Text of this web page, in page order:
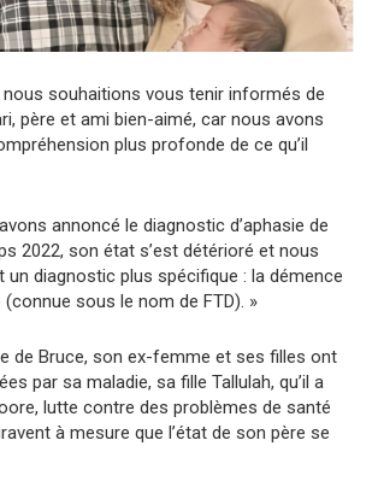
nous souhaitions vous tenir informés de
père et ami bien-aimé, car nous avons
plus profonde de ce qu’il
annoncé le diagnostic d’aphasie de
2022, son état s’est détérioré et nous
un diagnostic plus spécifique : la démence
sous le nom de FTD). »
de Bruce, son ex-femme et ses filles ont
par sa maladie, sa fille Tallulah, qu’il a
lutte contre des problèmes de santé
à mesure que l’état de son père se